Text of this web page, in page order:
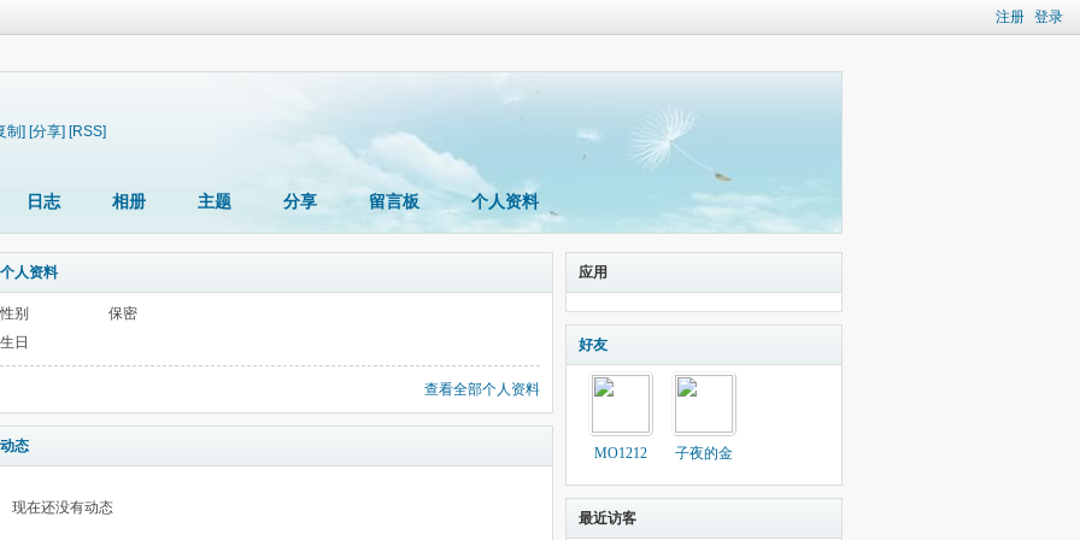
注册 登录
制] [分享] [RSS]
日志 相册 主题 分享 留言板 个人资料
个人资料
性别
保密
生日
查看全部个人资料
动态
现在还没有动态
应用
好友
MO1212 子夜的金
最近访客